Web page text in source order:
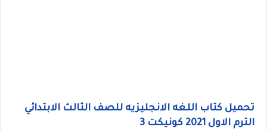
تحميل كتاب اللغه الانجليزيه للصف الثالث الابتدائي
الترم الاول 2021 كونيكت 3